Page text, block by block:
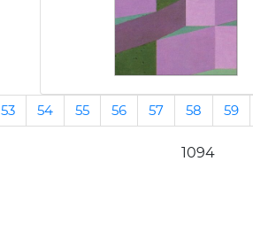
53 54 55 56 57 58 59
1094